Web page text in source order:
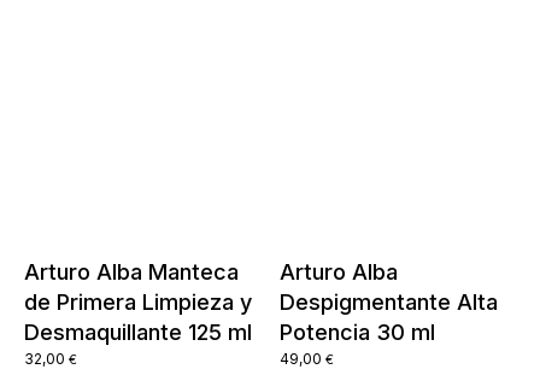
Arturo Alba Manteca
de Primera Limpieza y
Desmaquillante 125 ml
32,00 €
Arturo Alba
Despigmentante Alta
Potencia 30 ml
49,00 €